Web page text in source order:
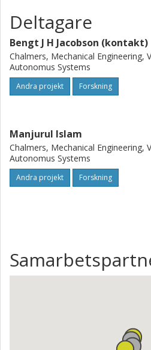
•What performance based
•How to assess these through
Deliverables:
•Proposal of PBS for Sweden
Deltagare
Bengt J H Jacobson (kontakt)
Chalmers, Mechanical Engineering,
Autonomus Systems
Andra projekt Forskning
Manjurul Islam
Chalmers, Mechanical Engineering,
Autonomus Systems
Andra projekt Forskning